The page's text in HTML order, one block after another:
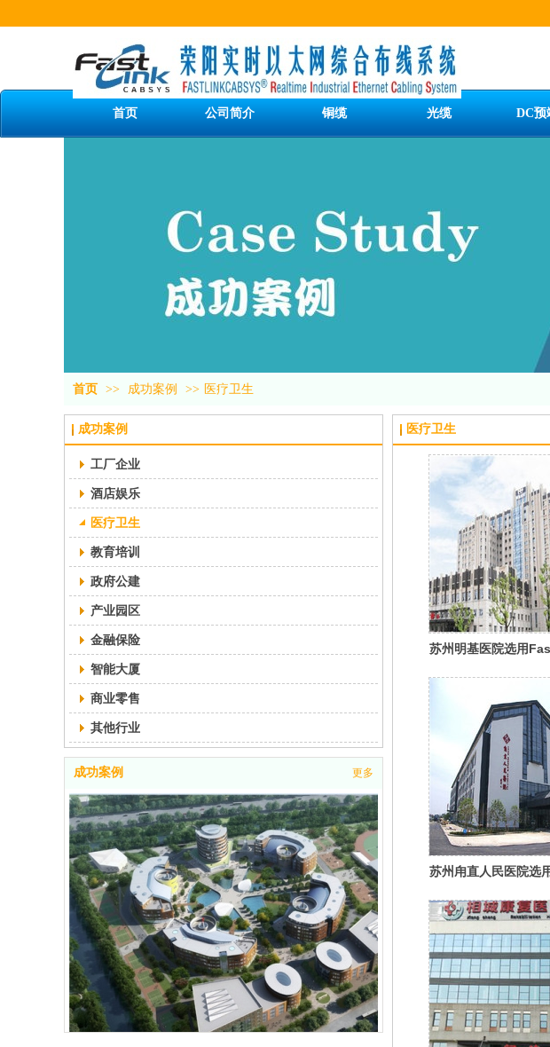
首页 公司简介 铜缆 光缆 DC预
首页 >> 成功案例 >> 医疗卫生
成功案例
工厂企业
酒店娱乐
医疗卫生
教育培训
政府公建
产业园区
金融保险
智能大厦
商业零售
其他行业
成功案例 更多
医疗卫生
苏州明基医院选用
苏州甪直人民医院选